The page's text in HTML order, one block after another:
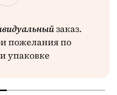
заказ.
пожелания по
упаковке